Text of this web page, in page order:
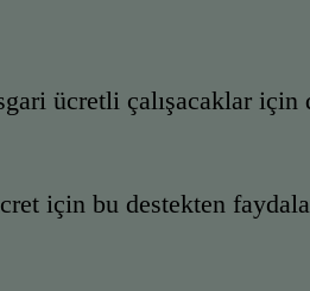
ücretli çalışacaklar
için bu destekten